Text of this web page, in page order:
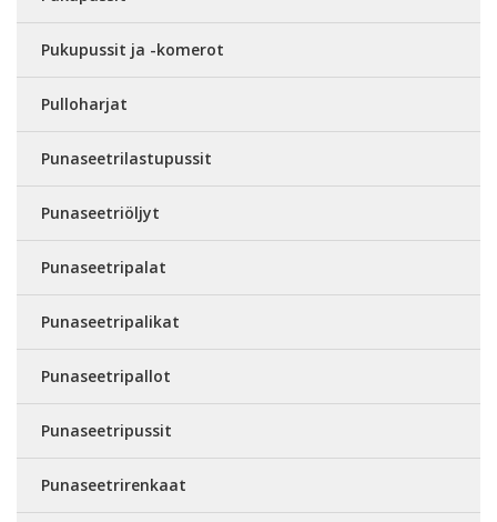
Pukupussit ja -komerot
Pulloharjat
Punaseetrilastupussit
Punaseetriöljyt
Punaseetripalat
Punaseetripalikat
Punaseetripallot
Punaseetripussit
Punaseetrirenkaat